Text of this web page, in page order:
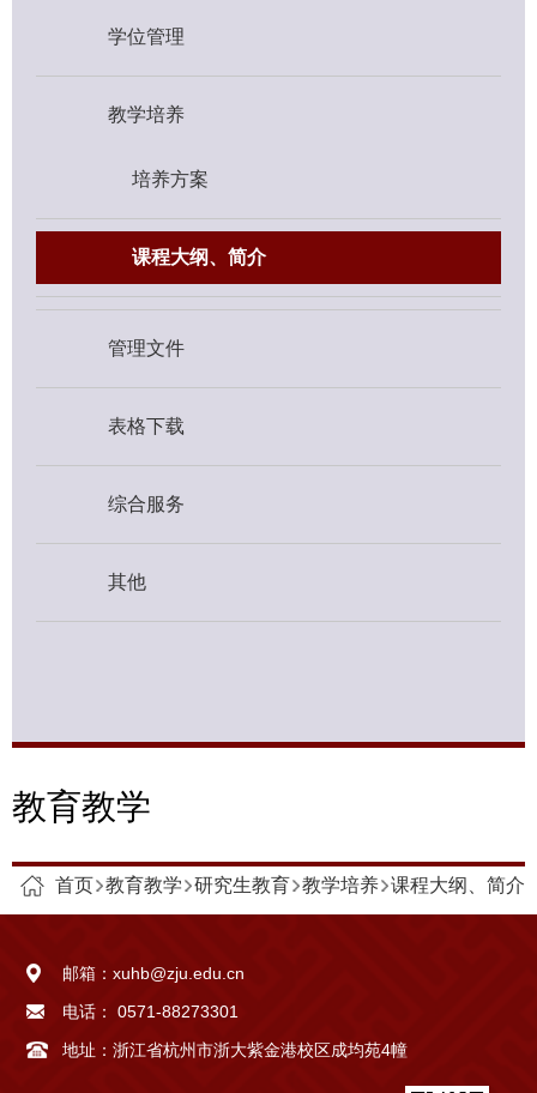
学位管理
教学培养
培养方案
课程大纲、简介
管理文件
表格下载
综合服务
其他
教育教学
首页 教育教学 研究生教育 教学培养 课程大纲、简介
邮箱：xuhb@zju.edu.cn
电话：
0571-88273301
地址：浙江省杭州市浙大紫金港校区成均苑4幢